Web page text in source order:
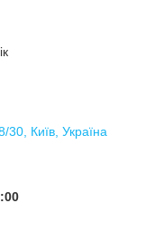
30, Київ, Україна